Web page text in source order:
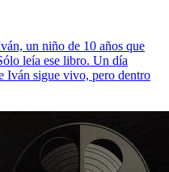
un niño de 10 años que
leía ese libro. Un día
Iván sigue vivo, pero dentro